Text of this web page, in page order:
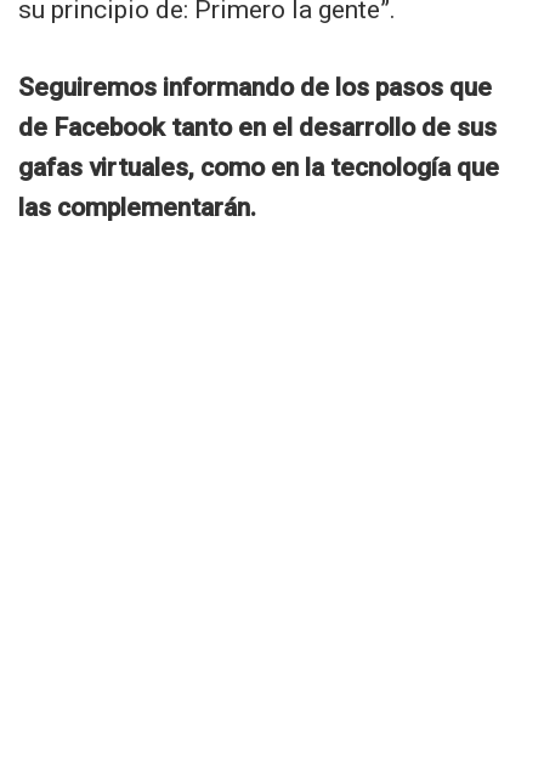
su principio de: Primero la gente”.
Seguiremos informando de los pasos que
de Facebook tanto en el desarrollo de sus
gafas virtuales, como en la tecnología que
las complementarán.